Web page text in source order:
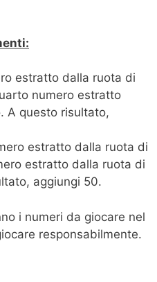
estratto dalla ruota di
numero estratto
A questo risultato,
estratto dalla ruota di
estratto dalla ruota di
aggiungi 50.
i numeri da giocare nel
responsabilmente.